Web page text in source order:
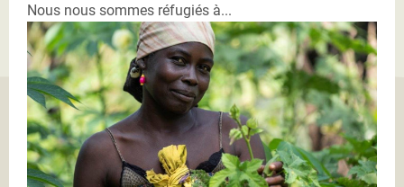
Nous nous sommes réfugiés à...